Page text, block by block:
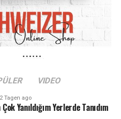
VIDEO
2 Tagen ago
Yanıldığım Yerlerde Tanıdım